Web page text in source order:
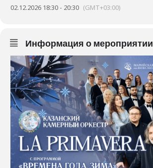
02.12.2026 18:30 - 20:30 (GMT+03:00)
Информация о мероприятии